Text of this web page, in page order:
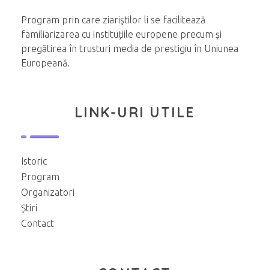
Program prin care ziariştilor li se facilitează
familiarizarea cu instituțiile europene precum și
pregătirea în trusturi media de prestigiu în Uniunea
Europeană.
LINK-URI UTILE
Istoric
Program
Organizatori
Știri
Contact